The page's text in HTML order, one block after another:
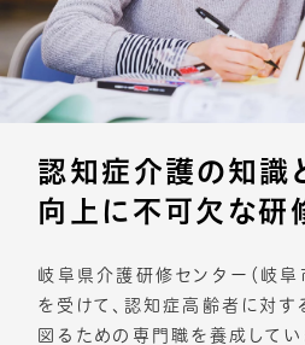
認知症介護の知識
向上に 不可欠な研
岐阜県介護研修センター（岐阜
を受けて、認知症高齢者に対
図るための専門職を養成してい